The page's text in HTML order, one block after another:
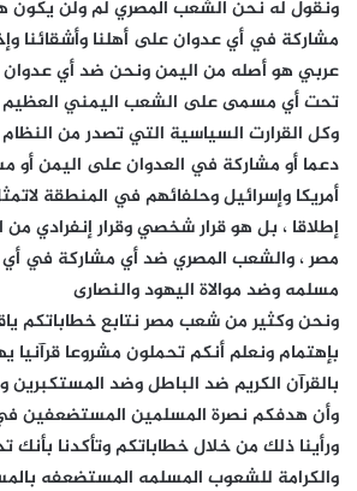
ونقول له نحن الشعب المصري لم ولن يكون
مشاركة في أي عدوان على أهلنا وأشقائنا
عربي هو أصله من اليمن ونحن ضد أي عدوان
تحت أي مسمى على الشعب اليمني
وكل القرارت السياسية التي تصدر من
دعما أو مشاركة في العدوان على اليمن أو
أمريكا وإسرائيل وحلفائهم في المنطقة
إطلاقا ، بل هو قرار شخصي وقرار إنفرادي
مصر ، والشعب المصري ضد أي مشاركة في
مسلمه وضد موالاة اليهود والنصارى
ونحن وكثير من شعب مصر نتابع خطاباتكم
بإهتمام ونعلم أنكم تحملون مشروعا قرآنيا
بالقرآن الكريم ضد الباطل وضد
وأن هدفكم نصرة المسلمين المستضعفين
ورأينا ذلك من خلال خطاباتكم وتأكدنا بأنك
والكرامة للشعوب المسلمه المستضعفه